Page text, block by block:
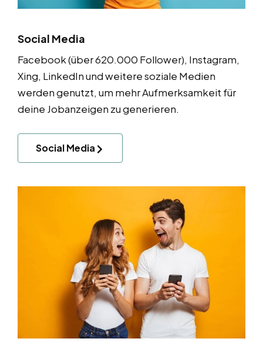
Social Media
Facebook (über 620.000 Follower), Instagram,
Xing, LinkedIn und weitere soziale Medien
werden genutzt, um mehr Aufmerksamkeit für
deine Jobanzeigen zu generieren.
Social Media